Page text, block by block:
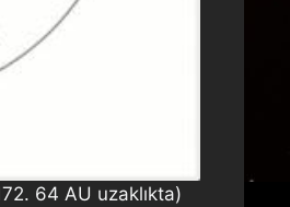
64 AU uzaklıkta)